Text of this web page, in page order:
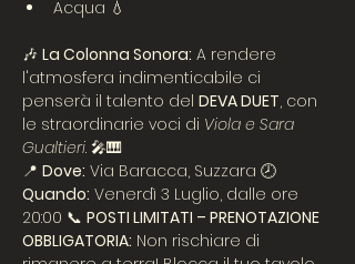
Acqua 💧
🎶 La Colonna Sonora: A rendere
l'atmosfera indimenticabile ci
penserà il talento del DEVA DUET, con
le straordinarie voci di Viola e Sara
Gualtieri. 🎤🎹
📍 Dove: Via Baracca, Suzzara 🕗
Quando: Venerdì 3 Luglio, dalle ore
20:00 📞 POSTI LIMITATI – PRENOTAZIONE
OBBLIGATORIA: Non rischiare di